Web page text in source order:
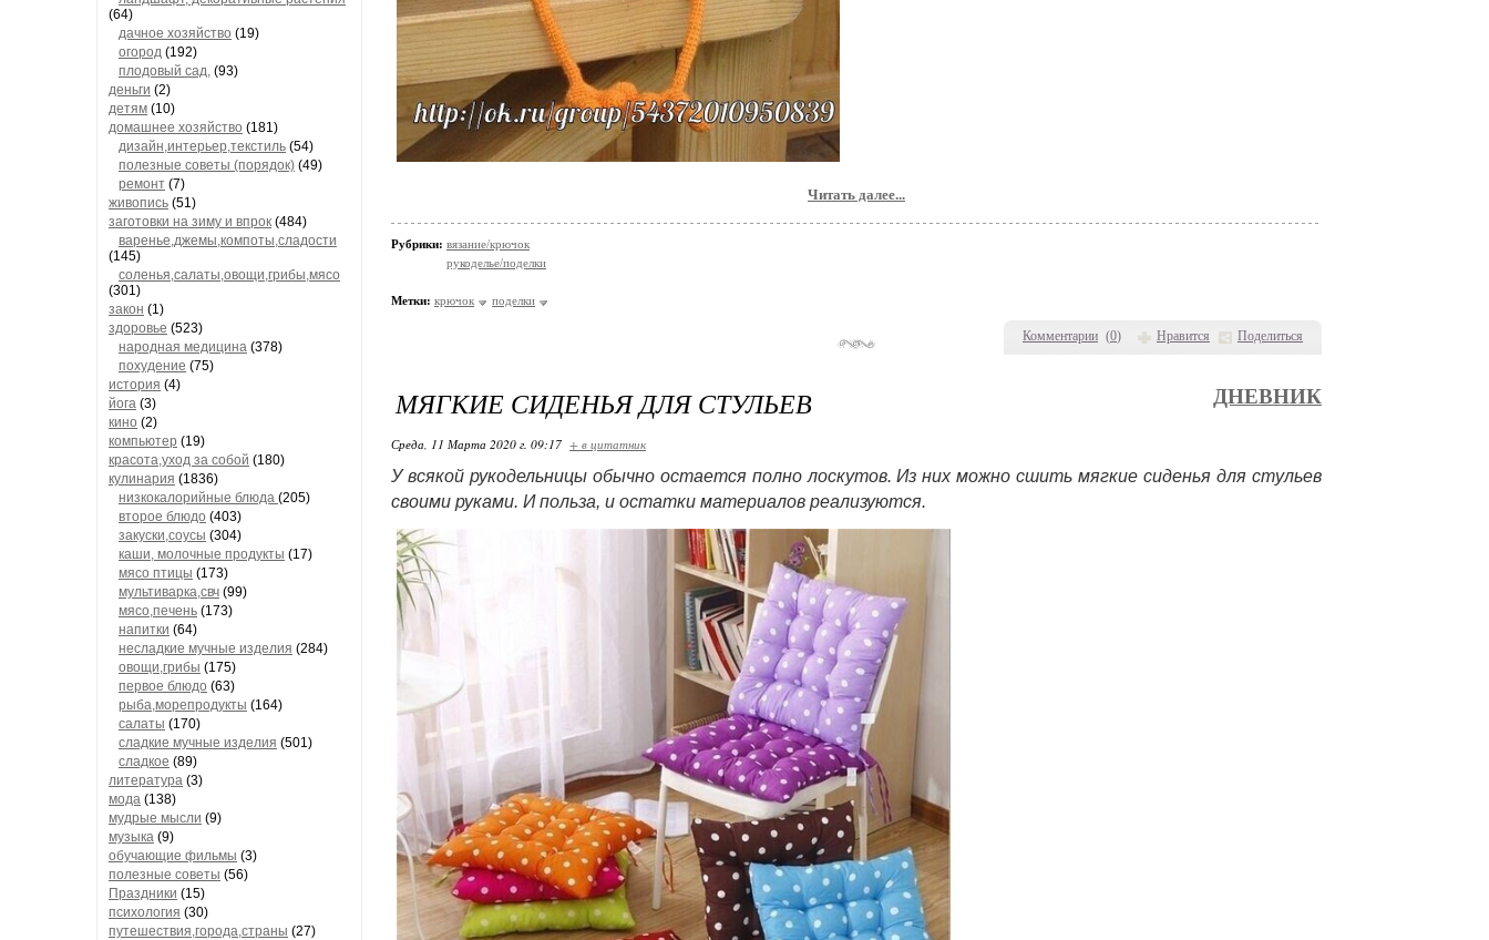
(64)
дачное хозяйство (19)
огород (192)
плодовый сад, (93)
деньги (2)
детям (10)
домашнее хозяйство (181)
дизайн,интерьер,текстиль (54)
полезные советы (порядок) (49)
ремонт (7)
живопись (51)
заготовки на зиму и впрок (484)
варенье,джемы,компоты,сладости
(145)
соленья,салаты,овощи,грибы,мясо
(301)
закон (1)
здоровье (523)
народная медицина (378)
похудение (75)
история (4)
йога (3)
кино (2)
компьютер (19)
красота,уход за собой (180)
кулинария (1836)
низкокалорийные блюда (205)
второе блюдо (403)
закуски,соусы (304)
каши, молочные продукты (17)
мясо птицы (173)
мультиварка,свч (99)
мясо,печень (173)
напитки (64)
несладкие мучные изделия (284)
овощи,грибы (175)
первое блюдо (63)
рыба,морепродукты (164)
салаты (170)
сладкие мучные изделия (501)
сладкое (89)
литература (3)
мода (138)
мудрые мысли (9)
музыка (9)
обучающие фильмы (3)
полезные советы (56)
Праздники (15)
психология (30)
путешествия,города,страны (27)
Комментарии (0) Нравится Поделиться
Читать далее...
Рубрики: вязание/крючок
рукоделье/поделки
Метки: крючок поделки
МЯГКИЕ СИДЕНЬЯ ДЛЯ СТУЛЬЕВ ДНЕВНИК
Среда, 11 Марта 2020 г. 09:17 + в цитатник
У всякой рукодельницы обычно остается полно лоскутов. Из них можно сшить мягкие сиденья для стульев
своими руками. И польза, и остатки материалов реализуются.